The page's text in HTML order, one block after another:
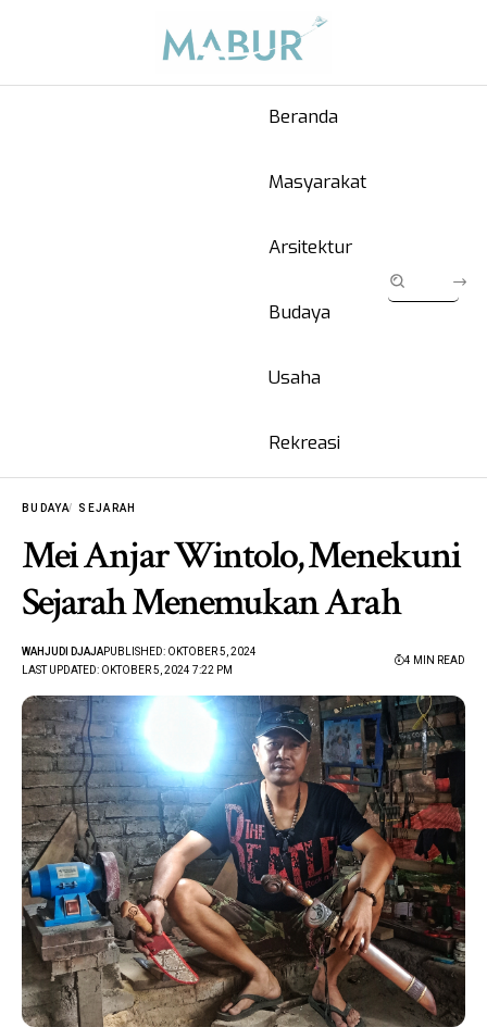
Beranda
Masyarakat
Arsitektur
Budaya
Usaha
Rekreasi
BUDAYA SEJARAH
Mei Anjar Wintolo, Menekuni
Sejarah Menemukan Arah
LAST UPDATED: OKTOBER 5, 2024 7:22 PM
WAHJUDI DJAJAPUBLISHED: OKTOBER 5, 2024
4 MIN READ